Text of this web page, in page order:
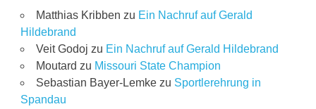
Matthias Kribben zu Ein Nachruf auf Gerald
Hildebrand
Veit Godoj zu Ein Nachruf auf Gerald Hildebrand
Moutard zu Missouri State Champion
Sebastian Bayer-Lemkezu Sportlerehrung in
Spandau